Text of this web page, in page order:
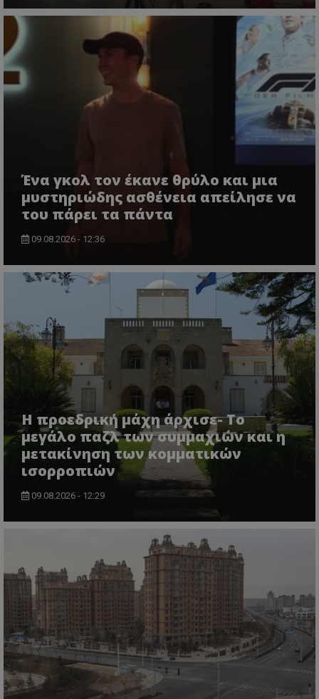
Ένα γκολ τον έκανε θρύλο και μια
μυστηριώδης ασθένεια απείλησε να
του πάρει τα πάντα
09.08.2026 - 12:36
Η προεδρική μάχη άρχισε- Το
μεγάλο παζλ των συμμαχιών και η
μετακίνηση των κομματικών
ισορροπιών
09.08.2026 - 12:29